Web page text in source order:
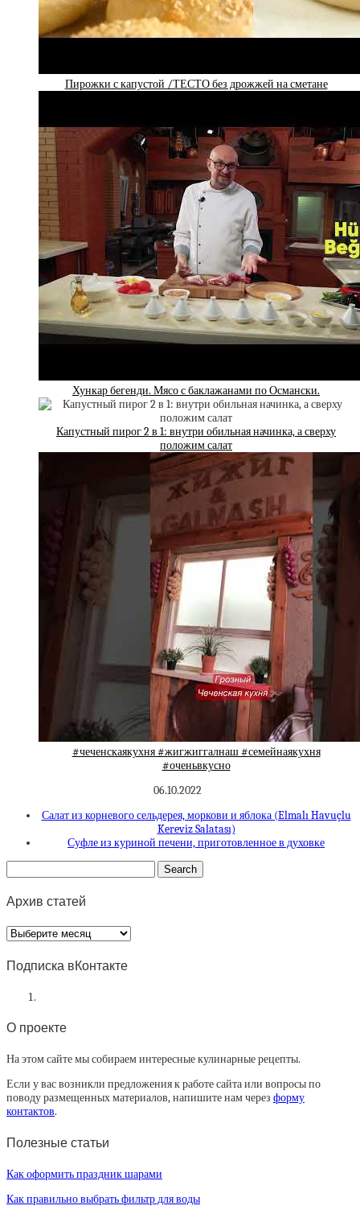
Пирожки с капустой /ТЕСТО без дрожжей на сметане
Хункар бегенди. Мясо с баклажанами по Османски.
Капустный пирог 2 в 1: внутри обильная начинка, а сверху
положим салат
#чеченскаякухня #жигжиггалнаш #семейнаякухня
#оченьвкусно
06.10.2022
Салат из корневого сельдерея, моркови и яблока (Elmalı Havuçlu
Kereviz Salatası)
Суфле из куриной печени, приготовленное в духовке
Архив статей
Архив
статей
Подписка вКонтакте
О проекте
На этом сайте мы собираем интересные кулинарные рецепты.
Если у вас возникли предложения к работе сайта или вопросы по
поводу размещенных материалов, напишите нам через форму
контактов.
Полезные статьи
Как оформить праздник шарами
Как правильно выбрать фильтр для воды